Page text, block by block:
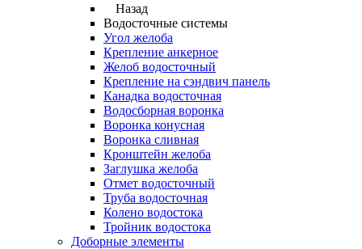
Назад
Водосточные системы
Угол желоба
Крепление анкерное
Желоб водосточный
Крепление на сэндвич панель
Канадка водосточная
Водосборная воронка
Воронка конусная
Воронка сливная
Кронштейн желоба
Заглушка желоба
Отмет водосточный
Труба водосточная
Колено водостока
Тройник водостока
Доборные элементы